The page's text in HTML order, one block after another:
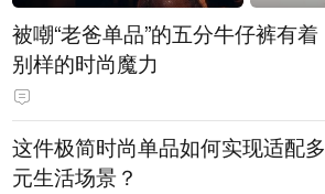
被嘲“老爸单品”的五分牛仔裤有着
别样的时尚魔力
这件极简时尚单品如何实现适配多
元生活场景？